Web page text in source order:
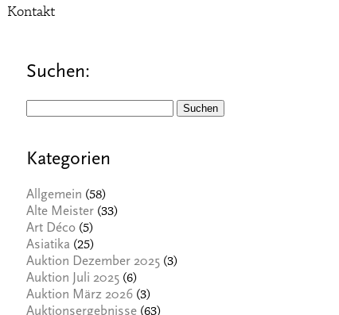
Kontakt
Suchen:
Kategorien
Allgemein (58)
Alte Meister (33)
Art Déco (5)
Asiatika (25)
Auktion Dezember 2025 (3)
Auktion Juli 2025 (6)
Auktion März 2026 (3)
Auktionsergebnisse (63)